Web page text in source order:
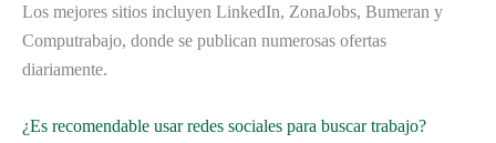
Los mejores sitios incluyen LinkedIn, ZonaJobs, Bumeran y
Computrabajo, donde se publican numerosas ofertas
diariamente.
¿Es recomendable usar redes sociales para buscar trabajo?